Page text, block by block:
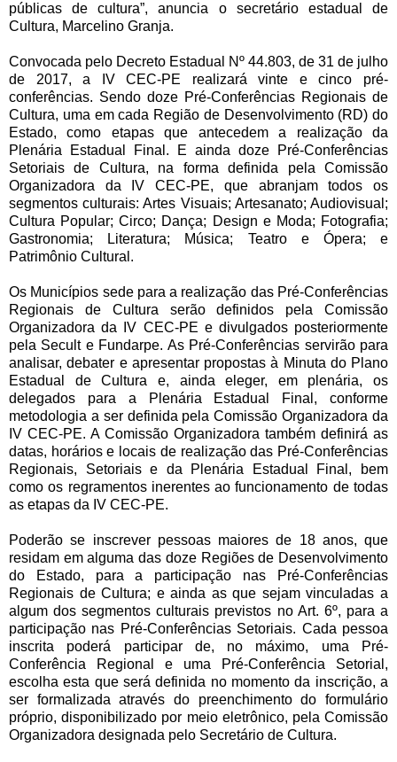
públicas de cultura”, anuncia o secretário estadual de
Cultura, Marcelino Granja.
Convocada pelo Decreto Estadual Nº 44.803, de 31 de julho
de 2017, a IV CEC-PE realizará vinte e cinco pré-
conferências. Sendo doze Pré-Conferências Regionais de
Cultura, uma em cada Região de Desenvolvimento (RD) do
Estado, como etapas que antecedem a realização da
Plenária Estadual Final. E ainda doze Pré-Conferências
Setoriais de Cultura, na forma definida pela Comissão
Organizadora da IV CEC-PE, que abranjam todos os
segmentos culturais: Artes Visuais; Artesanato; Audiovisual;
Cultura Popular; Circo; Dança; Design e Moda; Fotografia;
Gastronomia; Literatura; Música; Teatro e Ópera; e
Patrimônio Cultural.
Os Municípios sede para a realização das Pré-Conferências
Regionais de Cultura serão definidos pela Comissão
Organizadora da IV CEC-PE e divulgados posteriormente
pela Secult e Fundarpe. As Pré-Conferências servirão para
analisar, debater e apresentar propostas à Minuta do Plano
Estadual de Cultura e, ainda eleger, em plenária, os
delegados para a Plenária Estadual Final, conforme
metodologia a ser definida pela Comissão Organizadora da
IV CEC-PE. A Comissão Organizadora também definirá as
datas, horários e locais de realização das Pré-Conferências
Regionais, Setoriais e da Plenária Estadual Final, bem
como os regramentos inerentes ao funcionamento de todas
as etapas da IV CEC-PE.
Poderão se inscrever pessoas maiores de 18 anos, que
residam em alguma das doze Regiões de Desenvolvimento
do Estado, para a participação nas Pré-Conferências
Regionais de Cultura; e ainda as que sejam vinculadas a
algum dos segmentos culturais previstos no Art. 6º, para a
participação nas Pré-Conferências Setoriais. Cada pessoa
inscrita poderá participar de, no máximo, uma Pré-
Conferência Regional e uma Pré-Conferência Setorial,
escolha esta que será definida no momento da inscrição, a
ser formalizada através do preenchimento do formulário
próprio, disponibilizado por meio eletrônico, pela Comissão
Organizadora designada pelo Secretário de Cultura.